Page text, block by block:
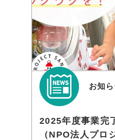
お知
2025年度事業完
（NPO法人プロ